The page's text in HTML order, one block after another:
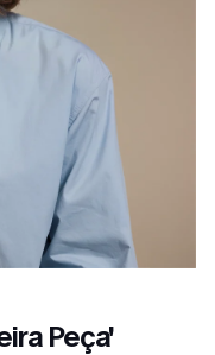
Peça'